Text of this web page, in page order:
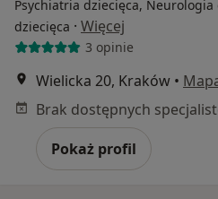
Psychiatria dziecięca, Neurologia
dziecięca · Więcej
3 opinie
Wielicka 20, Kraków •
Pokaż profil